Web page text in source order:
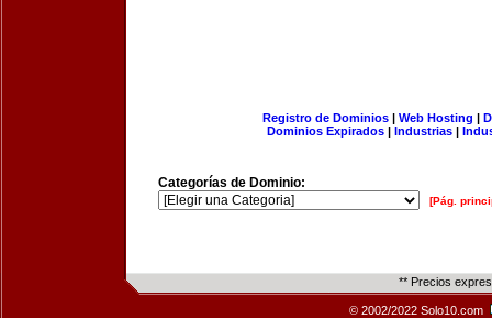
Registro de Dominios| Web Hosting |
Dominios Expirados | Industrias |
Categorías de Dominio:
[Pág.
** Precios
© 2002/2022 Solo10.com